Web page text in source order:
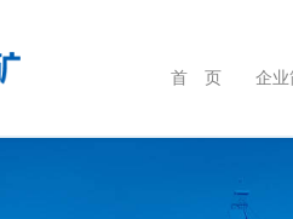
首 页 企业